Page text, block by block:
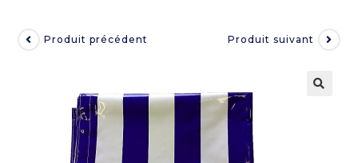
Produit précédent Produit suivant